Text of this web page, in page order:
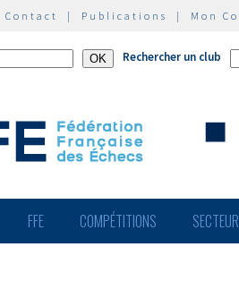
Contact | Publications | Mon
Rechercher un club
FFE COMPÉTITIONS